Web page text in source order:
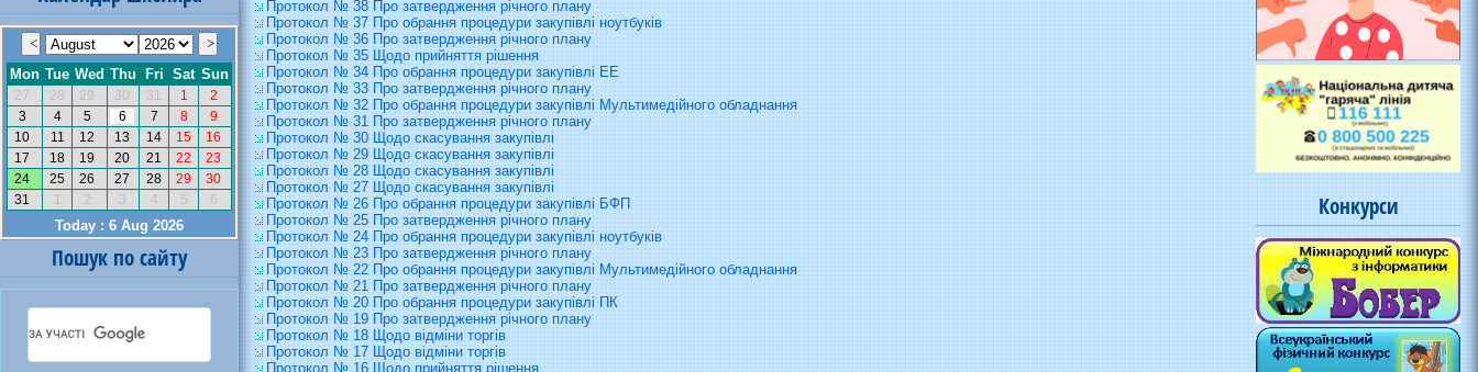
Пошук по сайту
Протокол № 38 Про затвердження річного плану
Протокол № 37 Про обрання процедури закупівлі ноутбуків
Протокол № 36 Про затвердження річного плану
Протокол № 35 Щодо прийняття рішення
Протокол № 34 Про обрання процедури закупівлі EE
Протокол № 33 Про затвердження річного плану
Протокол № 32 Про обрання процедури закупівлі Мультимедійного обладнання
Протокол № 31 Про затвердження річного плану
Протокол № 30 Щодо скасування закупівлі
Протокол № 29 Щодо скасування закупівлі
Протокол № 28 Щодо скасування закупівлі
Протокол № 27 Щодо скасування закупівлі
Протокол № 26 Про обрання процедури закупівлі БФП
Протокол № 25 Про затвердження річного плану
Протокол № 24 Про обрання процедури закупівлі ноутбуків
Протокол № 23 Про затвердження річного плану
Протокол № 22 Про обрання процедури закупівлі Мультимедійного обладнання
Протокол № 21 Про затвердження річного плану
Протокол № 20 Про обрання процедури закупівлі ПК
Протокол № 19 Про затвердження річного плану
Протокол № 18 Щодо відміни торгів
Протокол № 17 Щодо відміни торгів
Протокол № 16 Щодо прийняття рішення
Конкурси